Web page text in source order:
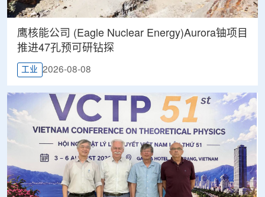
鹰核能公司 (Eagle Nuclear Energy)Aurora铀项目
推进47孔预可研钻探
工业 2026-08-08